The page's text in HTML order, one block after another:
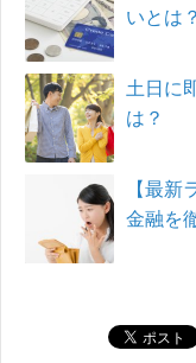
いとは？
土日に
は？
【最新
金融を